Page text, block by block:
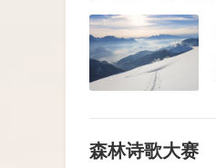
森林诗歌大赛